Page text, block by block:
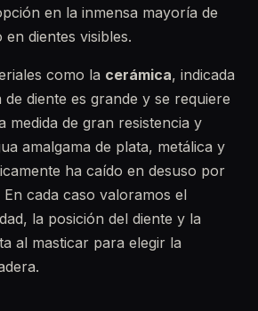
en la inmensa mayoría de
dientes visibles.
como la cerámica, indicada
diente es grande y se requiere
medida de gran resistencia y
amalgama de plata, metálica y
ha caído en desuso por
cada caso valoramos el
la posición del diente y la
al masticar para elegir la